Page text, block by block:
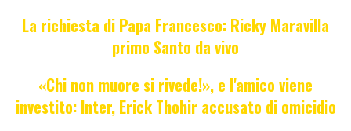
La richiesta di Papa Francesco: Ricky Maravilla
primo Santo da vivo
«Chi non muore si rivede!», e l'amico viene
investito: Inter, Erick Thohir accusato di omicidio